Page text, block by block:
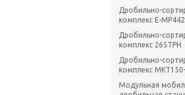
Дробильно-
комплекс E-
Дробильно-
комплекс 265TPH
Дробильно-
комплекс
Модульная